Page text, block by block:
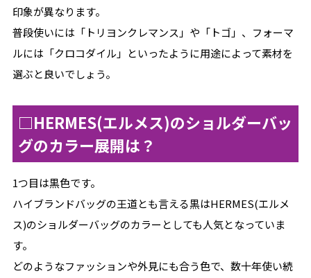
印象が異なります。
普段使いには「トリヨンクレマンス」や「トゴ」、フォーマ
ルには「クロコダイル」といったように用途によって素材を
選ぶと良いでしょう。
□HERMES(エルメス)のショルダーバッ
グのカラー展開は？
1つ目は黒色です。
ハイブランドバッグの王道とも言える黒はHERMES(エルメ
ス)のショルダーバッグのカラーとしても人気となっていま
す。
どのようなファッションや外見にも合う色で、数十年使い続